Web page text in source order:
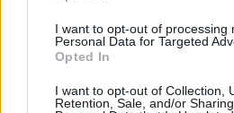
I want to opt-out of processing
Personal Data for Targeted
Opted In
I want to opt-out of Collection,
Retention, Sale, and/or
Comentarios (1)